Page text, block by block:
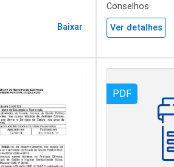
Baixar
Conselhos
Ver detalhes
PDF